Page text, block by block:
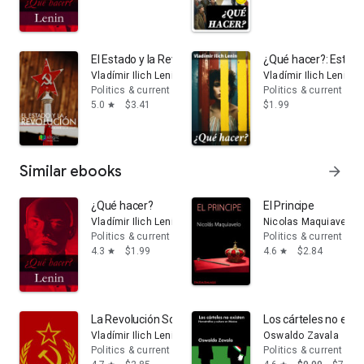
El Estado y la Revolución: La doctrina marxista del
Vladímir Ilich Lenin
Politics & current events
5.0 star $3.41
¿Qué hacer?:
Vladímir Ilich Lenin
Politics & current
$1.99
Similar ebooks arrow_forward
¿Qué hacer?
Vladímir Ilich Lenin
Politics & current events
4.3 star $1.99
El Principe
Nicolas Maquiavelo
Politics & current
4.6 star $2.84
La Revolución Socialista y el derecho de las naciones
Vladímir Ilich Lenin
Politics & current events
Los cárteles no
Oswaldo Zavala
Politics & current